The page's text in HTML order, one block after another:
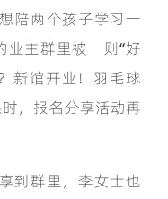
两个孩子学习一
主群里被一则“好
新馆开业！羽毛球
，报名分享活动再
群里，李女士也